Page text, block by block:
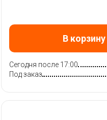
В корзину
Сегодня после 17:00
Под заказ